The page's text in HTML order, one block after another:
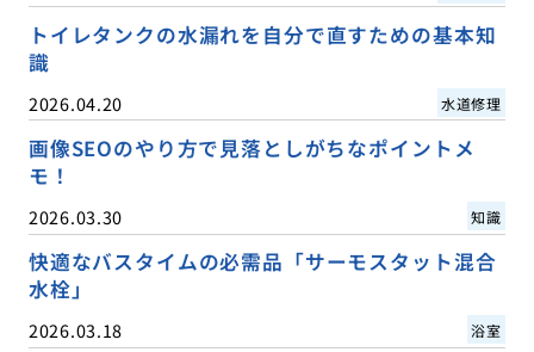
トイレタンクの水漏れを自分で直すための基本知
識
2026.04.20 水道修理
画像SEOのやり方で見落としがちなポイントメ
モ！
2026.03.30 知識
快適なバスタイムの必需品「サーモスタット混合
水栓」
2026.03.18 浴室